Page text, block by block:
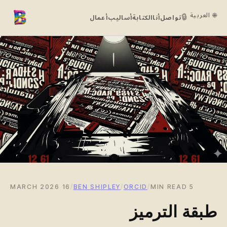
أعمالأساليبالكتابةأناتواصل🔒
16 MARCH 2026 / BEN SHIPLEY / ORCID / 5 MIN READ
طبقة الترميز
🌐 العربية